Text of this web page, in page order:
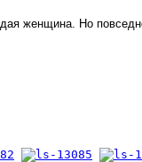
женщина. Но